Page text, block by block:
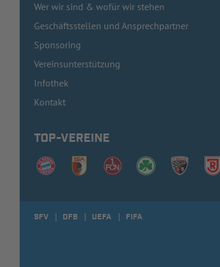
Wer wir sind & wofür wir stehen
Geschäftsstellen und Ansprechpartner
Sponsoring
Vereinsunterstützung
Infothek
Kontakt
TOP-VEREINE
SFV DFB UEFA FIFA